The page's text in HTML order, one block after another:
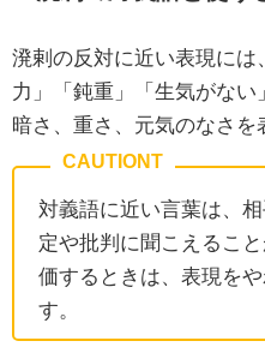
溌剌の反対に近い表現に
力」「鈍重」「生気がな
暗さ、重さ、元気のなさを
対義語に近い言葉は、
定や批判に聞こえるこ
価するときは、表現を
す。